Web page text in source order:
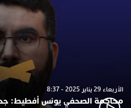
الأربعاء 29 يناير 2025 - 8:37
محاكمة الصحفي يونس أفطيط: